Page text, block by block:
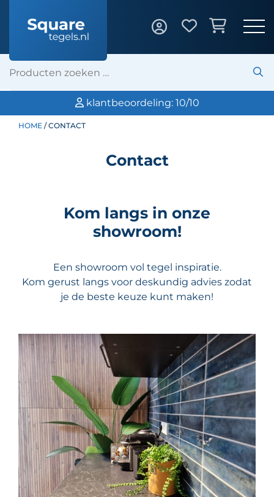
klantbeoordeling: 10/10
HOME / CONTACT
Contact
Kom langs in onze
showroom!
Een showroom vol tegel inspiratie.
Kom gerust langs voor deskundig advies zodat
je de beste keuze kunt maken!